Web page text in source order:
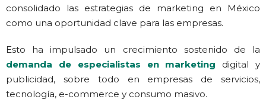
consolidado las estrategias de marketing en México
como una oportunidad clave para las empresas.
Esto ha impulsado un crecimiento sostenido de la
demanda de especialistas en marketing digital y
publicidad, sobre todo en empresas de servicios,
tecnología, e-commerce y consumo masivo.